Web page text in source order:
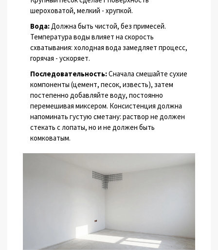
шероховатой, мелкий - хрупкой.
Вода:Должна быть чистой, без примесей.
Температура воды влияет на скорость
схватывания: холодная вода замедляет процесс,
горячая - ускоряет.
Последовательность:Сначала смешайте сухие
компоненты (цемент, песок, известь), затем
постепенно добавляйте воду, постоянно
перемешивая миксером. Консистенция должна
напоминать густую сметану: раствор не должен
стекать с лопаты, но и не должен быть
комковатым.